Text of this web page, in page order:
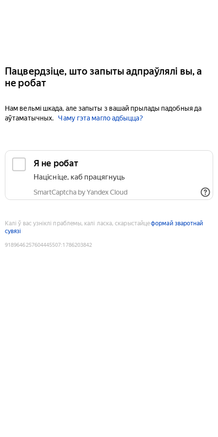
Пацвердзіце, што запыты адпраўлялі вы, а
не робат
Нам вельмі шкада, але запыты з вашай прылады падобныя да
аўтаматычных.
Чаму гэта магло адбыцца?
Я не робат
Націсніце, каб працягнуць
SmartCaptcha by Yandex Cloud
Калі ў вас узніклі праблемы, калі ласка, скарыстайцеформай зваротнай
сувязі
9189646257604445507:1786203842